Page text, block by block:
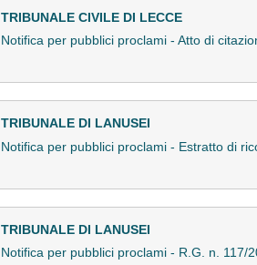
TRIBUNALE CIVILE DI LECCE
Notifica per pubblici proclami - Atto di
TRIBUNALE DI LANUSEI
Notifica per pubblici proclami - Estratto di
TRIBUNALE DI LANUSEI
Notifica per pubblici proclami - R.G. n. 117/